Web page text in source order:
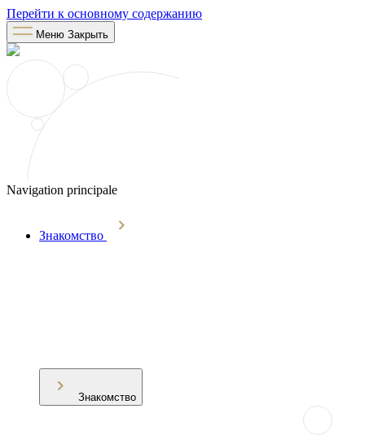
Перейти к основному содержанию
Меню Закрыть
Navigation principale
Знакомство
Знакомство